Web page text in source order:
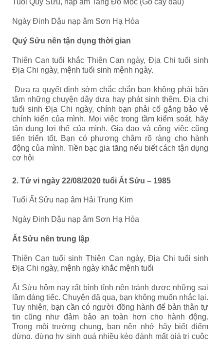
Tuổi Quý Sửu, nạp âm Tang Đố Mộc (Gỗ cây dâu)
Ngày Đinh Dậu nạp âm Sơn Hạ Hỏa
Quý Sửu nên tận dụng thời gian
Thiên Can tuổi khắc Thiên Can ngày, Địa Chi tuổi sinh
Địa Chi ngày, mệnh tuổi sinh mệnh ngày.
Đưa ra quyết định sớm chắc chắn bạn không phải bận
tâm những chuyện dây dưa hay phát sinh thêm. Địa chi
tuổi sinh Địa Chi ngày, chính bạn phải cố gắng bảo vệ
chính kiến của mình. Mọi việc trong tầm kiểm soát, hãy
tận dụng lợi thế của mình. Gia đạo và công việc cũng
tiến triển tốt. Bạn có phương châm rõ ràng cho hành
động của mình. Tiền bạc gia tăng nếu biết cách tận dụng
cơ hội
2. Tử vi ngày 22/08/2020 tuổi Ất Sửu – 1985
Tuổi Ất Sửu nạp âm Hải Trung Kim
Ngày Đinh Dậu nạp âm Sơn Hạ Hỏa
Ất Sửu nên trung lập
Thiên Can tuổi sinh Thiên Can ngày, Địa Chi tuổi sinh
Địa Chi ngày, mệnh ngày khắc mệnh tuổi
Ất Sửu hôm nay rất bình tĩnh nên tránh được những sai
lầm đáng tiếc. Chuyện đã qua, bạn không muốn nhắc lại.
Tuy nhiên, bạn cần có người đồng hành để bản thân tự
tin cũng như đảm bảo an toàn hơn cho hành động.
Trong môi trường chung, bạn nên nhớ hãy biết điểm
dừng, đừng hy sinh quá nhiều kẻo đánh mất giá trị cuộc